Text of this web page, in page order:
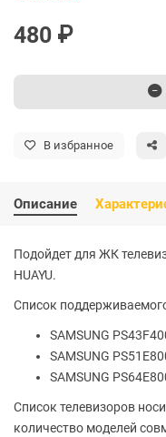
480 ₽
В избранное
Описание
Подойдет для ЖК
HUAYU.
Cписок
SAMSUNG
SAMSUNG
SAMSUNG
Список телевизоров
количество моделей